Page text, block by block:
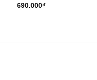
690.000₫